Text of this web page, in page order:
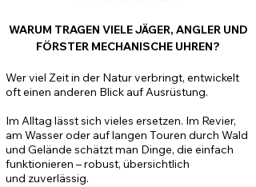
WARUM TRAGEN VIELE JÄGER, ANGLER UND
FÖRSTER MECHANISCHE UHREN?
Wer viel Zeit in der Natur verbringt, entwickelt
oft einen anderen Blick auf Ausrüstung.
Im Alltag lässt sich vieles ersetzen. Im Revier,
am Wasser oder auf langen Touren durch Wald
und Gelände schätzt man Dinge, die einfach
funktionieren – robust, übersichtlich
und zuverlässig.